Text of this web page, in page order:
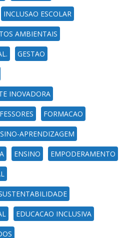
INCLUSAO ESCOLAR
AMBIENTAIS
GESTAO
INOVADORA
FORMACAO
APRENDIZAGEM
ENSINO EMPODERAMENTO
EDUCACAO INCLUSIVA